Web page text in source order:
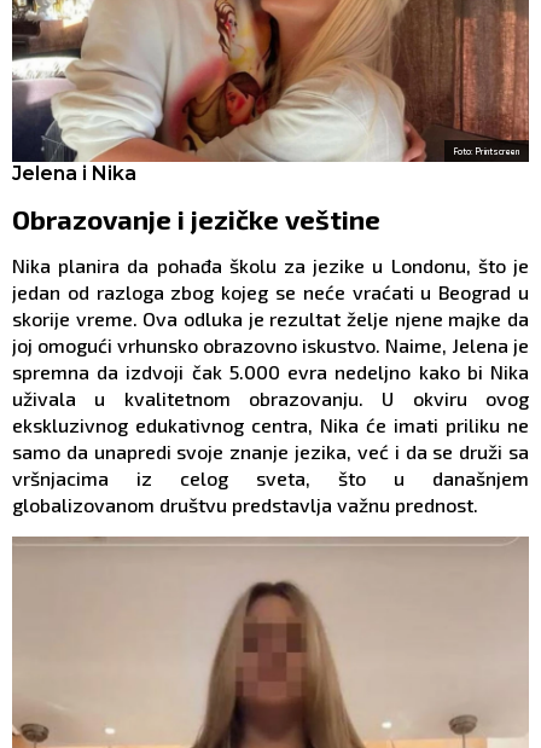
Foto: Printscreen
Jelena i Nika
Obrazovanje i jezičke veštine
Nika planira da pohađa školu za jezike u Londonu, što je
jedan od razloga zbog kojeg se neće vraćati u Beograd u
skorije vreme. Ova odluka je rezultat želje njene majke da
joj omogući vrhunsko obrazovno iskustvo. Naime, Jelena je
spremna da izdvoji čak 5.000 evra nedeljno kako bi Nika
uživala u kvalitetnom obrazovanju. U okviru ovog
ekskluzivnog edukativnog centra, Nika će imati priliku ne
samo da unapredi svoje znanje jezika, već i da se druži sa
vršnjacima iz celog sveta, što u današnjem
globalizovanom društvu predstavlja važnu prednost.